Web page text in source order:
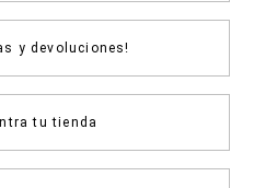
y devoluciones!
tu tienda